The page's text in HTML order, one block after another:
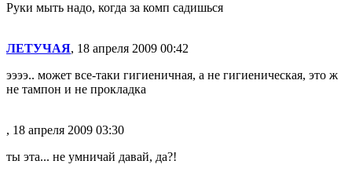
Руки мыть надо, когда за комп садишься
ЛЕТУЧАЯ, 18 апреля 2009 00:42
ээээ.. может все-таки гигиеничная, а не гигиеническая, это ж
не тампон и не прокладка
, 18 апреля 2009 03:30
ты эта... не умничай давай, да?!